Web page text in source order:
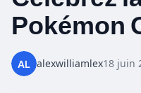
Pokémon
alexwilliamlex18 juin